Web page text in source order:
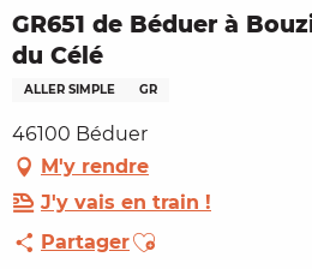
GR651 de Béduer à
du Célé
ALLER SIMPLE GR
46100 Béduer
M'y rendre
J'y vais en train !
PartagerAjouter aux favoris